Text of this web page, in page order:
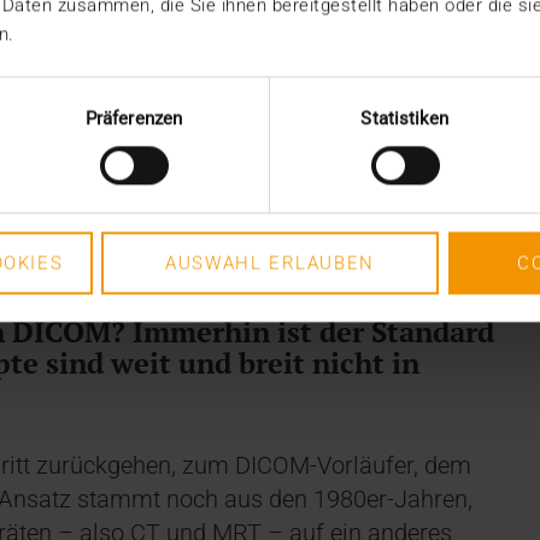
zusammen, die Sie ihnen bereitgestellt haben oder die
Präferenzen Statistiken
AUSWAHL ERLAUBEN
Chirurgie usw. hinzu. Parallel
und medizinische Befundberichte
Trend, immer weitere Teile des gesamten
und zu automatisieren – nicht nur
darüber hinaus. Und genau an diesem
Dokumente an bestimmte Grenzen
Immerhin ist der Standard
sind weit und breit nicht in
zurückgehen, zum DICOM-Vorläufer, dem
stammt noch aus den 1980er-Jahren,
– also CT und MRT – auf ein anderes